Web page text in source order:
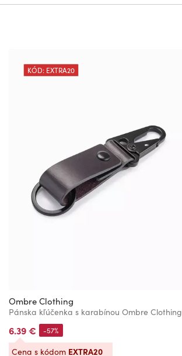
KÓD: EXTRA20
Ombre Clothing
Pánska kľúčenka s karabínou Ombre Clothing
6.39 € -57%
Cena s kódom EXTRA20